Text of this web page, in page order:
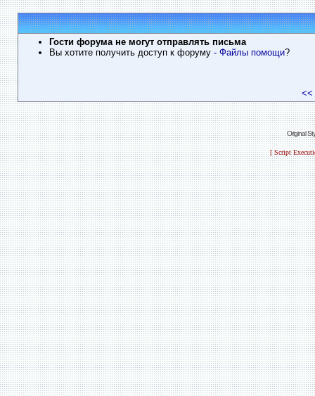
Гости форума не могут отправлять письма
Вы хотите получить доступ к форуму - Файлы помощи?
<<
Original
[ Script